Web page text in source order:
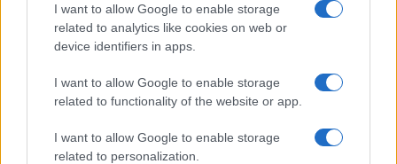
I want to allow Google to enable storage
related to analytics like cookies on web or
device identifiers in apps.
I want to allow Google to enable storage
related to functionality of the website or app.
I want to allow Google to enable storage
related to personalization.
consejos para fotografiar eclipses solares